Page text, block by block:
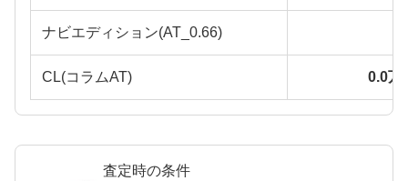
ナビエディション(AT_0.66)
CL(コラムAT) 0.0万
査定時の条件